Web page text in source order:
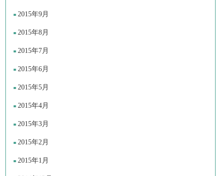
2015年9月
2015年8月
2015年7月
2015年6月
2015年5月
2015年4月
2015年3月
2015年2月
2015年1月